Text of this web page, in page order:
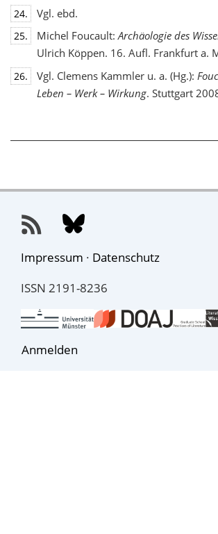
24. Vgl. ebd.
25. Michel Foucault:Archäologie des
Ulrich Köppen. 16. Aufl. Frankfurt a.
26. Vgl. Clemens Kammler u. a. (Hg.):
Leben – Werk – Wirkung. Stuttgart
Impressum · Datenschutz
ISSN 2191-8236
Anmelden